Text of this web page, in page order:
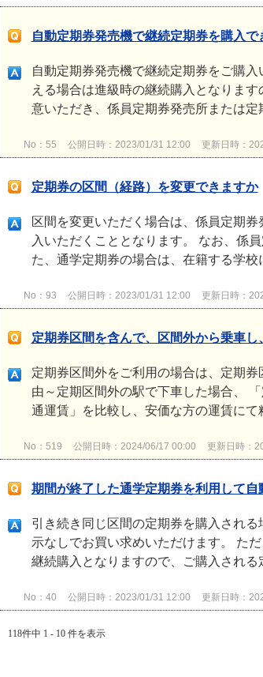
自動定期券発売機で継続定期券を購入で
自動定期券発売機で継続定期券をご購
える場合は進級時の継続購入となりま
意いただき、係員定期券発売所または
No：55 公開日時：2023/01/31 12:00 更新日時：
定期券の区間（経路）を変更できますか
区間を変更いただく場合は、係員定期
入いただくこととなります。 なお、係
た、通学定期券の場合は、在籍する学
No：93 公開日時：2023/01/31 12:00 更新日時：
定期券区間を含んで、区間外から乗車
定期券区間外をご利用の場合は、定期
由～定期区間外の駅で下車した場合、
通運賃」を比較し、安価な方の運賃にて
No：519 公開日時：2024/06/17 00:00 更新日時：
期間が終了した通学定期券を利用して
引き続き同じ区間の定期券を購入され
示なしでお買い求めいただけます。 た
継続購入となりますので、ご購入され
No：40 公開日時：2023/01/31 12:00 更新日時：
118件中 1 - 10 件を表示